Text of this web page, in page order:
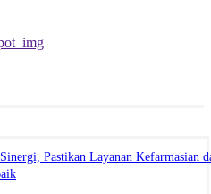
Pastikan Layanan Kefarmasian